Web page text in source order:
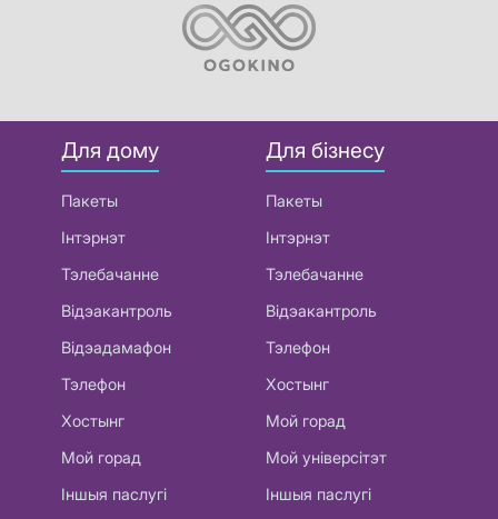
Для дому
Пакеты
Інтэрнэт
Тэлебачанне
Відэакантроль
Відэадамафон
Тэлефон
Хостынг
Мой горад
Іншыя паслугі
Для бізнесу
Пакеты
Інтэрнэт
Тэлебачанне
Відэакантроль
Тэлефон
Хостынг
Мой горад
Мой універсітэт
Іншыя паслугі